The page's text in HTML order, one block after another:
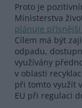
Proto je
Ministerstva
plánuje
Cílem má být
odpadu,
využívány
v oblasti
při tomto využít
EU při regulaci